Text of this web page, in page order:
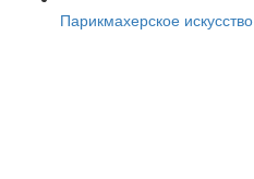
Парикмахерское искусство